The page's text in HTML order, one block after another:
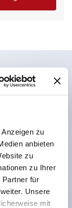
zu
anbieten
zu
zu Ihrer
Partner für
Unsere
mit
60529)
Gehäuselänge